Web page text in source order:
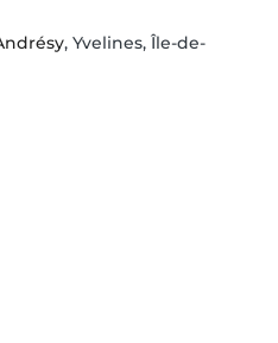
, Yvelines, Île-de-